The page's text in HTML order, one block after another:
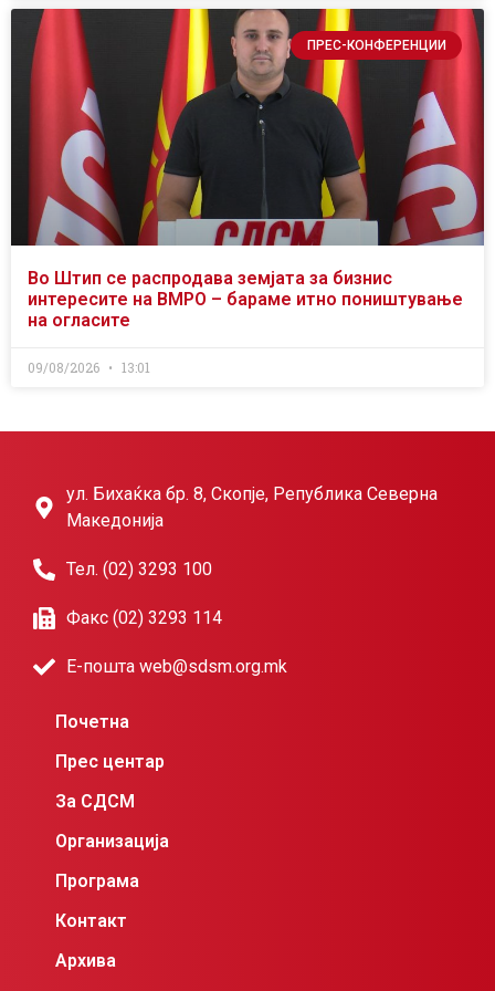
ПРЕС-КОНФЕРЕНЦИИ
Во Штип се распродава земјата за бизнис
интересите на ВМРО – бараме итно поништување
на огласите
09/08/2026 13:01
ул. Бихаќка бр. 8, Скопје, Република Северна
Македонија
Тел. (02) 3293 100
Факс (02) 3293 114
Е-пошта web@sdsm.org.mk
Почетна
Прес центар
За СДСМ
Организација
Програма
Контакт
Архива